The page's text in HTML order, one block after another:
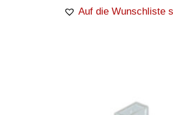
Auf die Wunschliste